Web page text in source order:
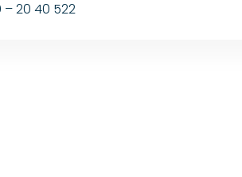
– 20 40 522